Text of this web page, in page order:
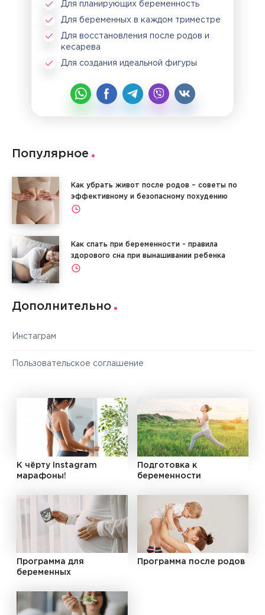
Для планирующих беременность
Для беременных в каждом триместре
Для восстановления после родов и
кесарева
Для создания идеальной фигуры
Популярное
Как убрать живот после родов – советы по
эффективному и безопасному похудению
Как спать при беременности - правила
здорового сна при вынашивании ребенка
Дополнительно
Инстаграм
Пользовательское соглашение
К чёрту Instagram
марафоны!
Подготовка к
беременности
Программа для
беременных
Программа после родов